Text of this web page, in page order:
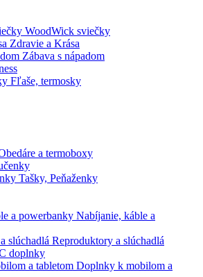
WoodWick sviečky
Zdravie a Krása
Zábava s nápadom
Fľaše, termosky
a termoboxy
Tašky, Peňaženky
Nabíjanie, káble a
Reproduktory a slúchadlá
doplnky
Doplnky k mobilom a